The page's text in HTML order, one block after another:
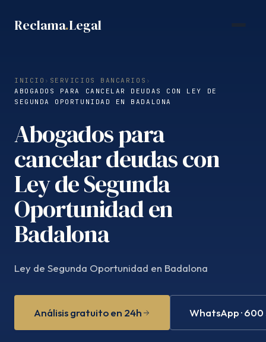
Reclama.Legal
INICIO › SERVICIOS BANCARIOS ›
ABOGADOS PARA CANCELAR DEUDAS CON LEY DE
SEGUNDA OPORTUNIDAD EN BADALONA
Abogados para
cancelar deudas con
Ley de Segunda
Oportunidad en
Badalona
Ley de Segunda Oportunidad en Badalona
Análisis gratuito en 24h WhatsApp ·